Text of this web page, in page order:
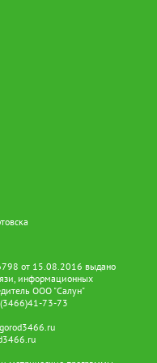
от 15.08.2016 выдано
информационных
ООО "Салун"
73-73